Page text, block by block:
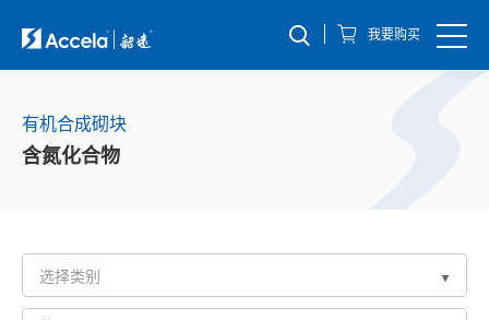
我要购买
有机合成砌块
含氮化合物